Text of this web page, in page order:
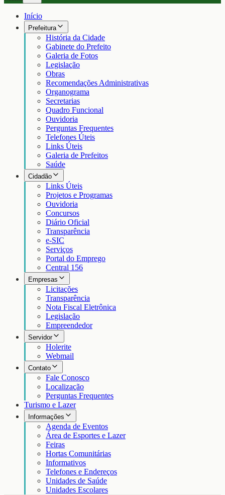
Início
Prefeitura
História da Cidade
Gabinete do Prefeito
Galeria de Fotos
Legislação
Obras
Recomendações Administrativas
Organograma
Secretarias
Quadro Funcional
Ouvidoria
Perguntas Frequentes
Telefones Úteis
Links Úteis
Galeria de Prefeitos
Saúde
Cidadão
Links Úteis
Projetos e Programas
Ouvidoria
Concursos
Diário Oficial
Transparência
e-SIC
Serviços
Portal do Emprego
Central 156
Empresas
Licitações
Transparência
Nota Fiscal Eletrônica
Legislação
Empreendedor
Servidor
Holerite
Webmail
Contato
Fale Conosco
Localização
Perguntas Frequentes
Turismo e Lazer
Informações
Agenda de Eventos
Área de Esportes e Lazer
Feiras
Hortas Comunitárias
Informativos
Telefones e Endereços
Unidades de Saúde
Unidades Escolares